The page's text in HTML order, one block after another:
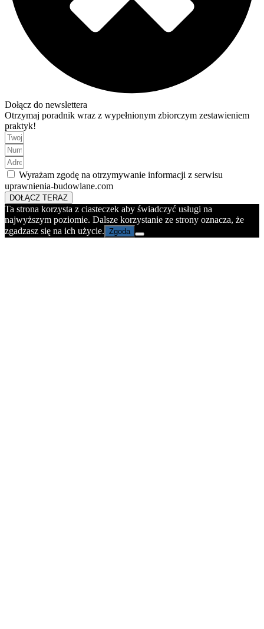
Dołącz do newslettera
Otrzymaj poradnik wraz z wypełnionym zbiorczym zestawieniem
praktyk!
Wyrażam zgodę na otrzymywanie informacji z serwisu
uprawnienia-budowlane.com
DOŁĄCZ TERAZ
Ta strona korzysta z ciasteczek aby świadczyć usługi na
najwyższym poziomie. Dalsze korzystanie ze strony oznacza, że
zgadzasz się na ich użycie. Zgoda